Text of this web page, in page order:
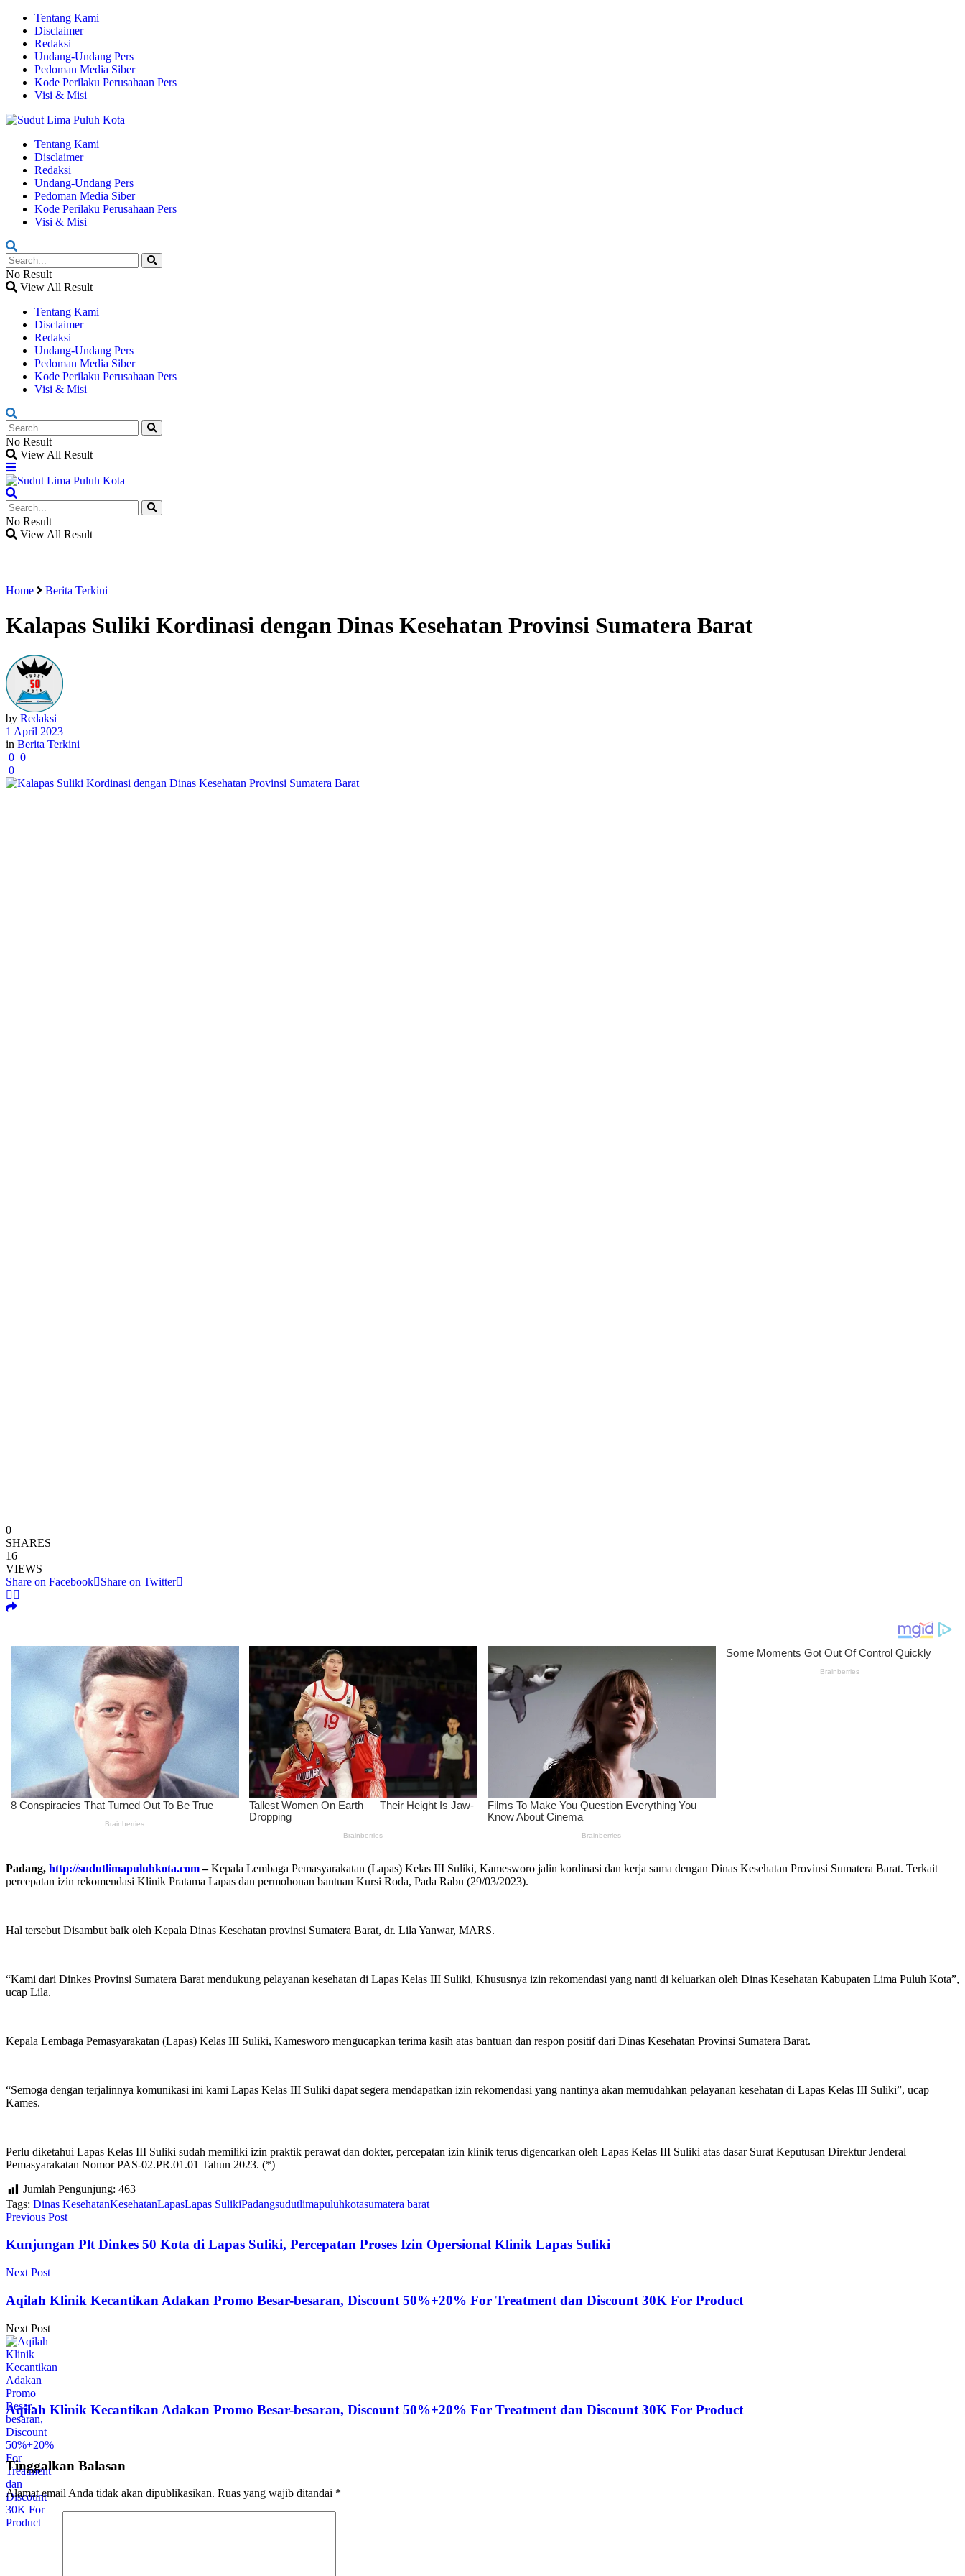
Tentang Kami
Disclaimer
Redaksi
Undang-Undang Pers
Pedoman Media Siber
Kode Perilaku Perusahaan Pers
Visi & Misi
Tentang Kami
Disclaimer
Redaksi
Undang-Undang Pers
Pedoman Media Siber
Kode Perilaku Perusahaan Pers
Visi & Misi
No Result
View All Result
Tentang Kami
Disclaimer
Redaksi
Undang-Undang Pers
Pedoman Media Siber
Kode Perilaku Perusahaan Pers
Visi & Misi
No Result
View All Result
No Result
View All Result
Home Berita Terkini
Kalapas Suliki Kordinasi dengan Dinas Kesehatan Provinsi Sumatera Barat
by Redaksi
1 April 2023
in Berita Terkini
0 0
0
0
SHARES
16
VIEWS
Share on Facebook
Share on Twitter
Padang, http://sudutlimapuluhkota.com–Kepala Lembaga Pemasyarakatan (Lapas) Kelas III Suliki, Kamesworo jalin kordinasi dan kerja sama dengan Dinas Kesehatan Provinsi Sumatera Barat. Terkait
percepatan izin rekomendasi Klinik Pratama Lapas dan permohonan bantuan Kursi Roda, Pada Rabu (29/03/2023).
Hal tersebut Disambut baik oleh Kepala Dinas Kesehatan provinsi Sumatera Barat, dr. Lila Yanwar, MARS.
“Kami dari Dinkes Provinsi Sumatera Barat mendukung pelayanan kesehatan di Lapas Kelas III Suliki, Khususnya izin rekomendasi yang nanti di keluarkan oleh Dinas Kesehatan Kabupaten Lima Puluh Kota”,
ucap Lila.
Kepala Lembaga Pemasyarakatan (Lapas) Kelas III Suliki, Kamesworo mengucapkan terima kasih atas bantuan dan respon positif dari Dinas Kesehatan Provinsi Sumatera Barat.
“Semoga dengan terjalinnya komunikasi ini kami Lapas Kelas III Suliki dapat segera mendapatkan izin rekomendasi yang nantinya akan memudahkan pelayanan kesehatan di Lapas Kelas III Suliki”, ucap
Kames.
Perlu diketahui Lapas Kelas III Suliki sudah memiliki izin praktik perawat dan dokter, percepatan izin klinik terus digencarkan oleh Lapas Kelas III Suliki atas dasar Surat Keputusan Direktur Jenderal
Pemasyarakatan Nomor PAS-02.PR.01.01 Tahun 2023. (*)
Jumlah Pengunjung: 463
Tags: Dinas KesehatanKesehatanLapasLapas SulikiPadangsudutlimapuluhkotasumatera barat
Previous Post
Kunjungan Plt Dinkes 50 Kota di Lapas Suliki, Percepatan Proses Izin Opersional Klinik Lapas Suliki
Next Post
Aqilah Klinik Kecantikan Adakan Promo Besar-besaran, Discount 50%+20% For Treatment dan Discount 30K For Product
Next Post
Aqilah Klinik Kecantikan Adakan Promo Besar-besaran, Discount 50%+20% For Treatment dan Discount 30K For Product
Tinggalkan Balasan
Alamat email Anda tidak akan dipublikasikan. Ruas yang wajib ditandai *